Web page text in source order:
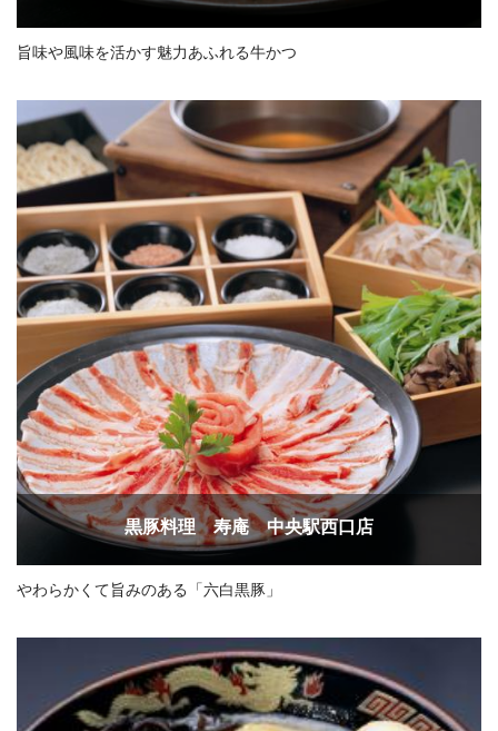
旨味や風味を活かす魅力あふれる牛かつ
黒豚料理 寿庵 中央駅西口店
やわらかくて旨みのある「六白黒豚」